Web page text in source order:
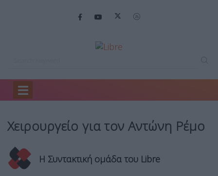
Home
Χειρουργείο για τον Αντώνη Ρέμο
Η Συντακτική ομάδα του Libre